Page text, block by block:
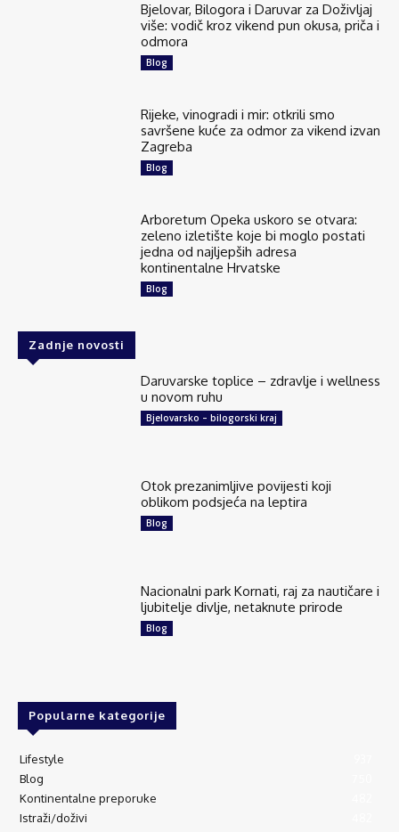
Bjelovar, Bilogora i Daruvar za Doživljaj
više: vodič kroz vikend pun okusa, priča i
odmora
Blog
Rijeke, vinogradi i mir: otkrili smo
savršene kuće za odmor za vikend izvan
Zagreba
Blog
Arboretum Opeka uskoro se otvara:
zeleno izletište koje bi moglo postati
jedna od najljepših adresa
kontinentalne Hrvatske
Blog
Zadnje novosti
Daruvarske toplice – zdravlje i wellness
u novom ruhu
Bjelovarsko – bilogorski kraj
Otok prezanimljive povijesti koji
oblikom podsjeća na leptira
Blog
Nacionalni park Kornati, raj za nautičare i
ljubitelje divlje, netaknute prirode
Blog
Popularne kategorije
Lifestyle
Blog
Kontinentalne preporuke
Istraži/doživi